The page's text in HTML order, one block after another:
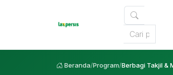
Beranda/Program/Berbagi Takjil &